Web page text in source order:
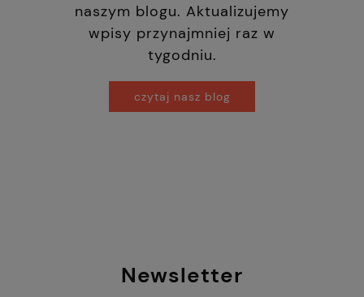
naszym blogu. Aktualizujemy
wpisy przynajmniej raz w
tygodniu.
czytaj nasz blog
Newsletter